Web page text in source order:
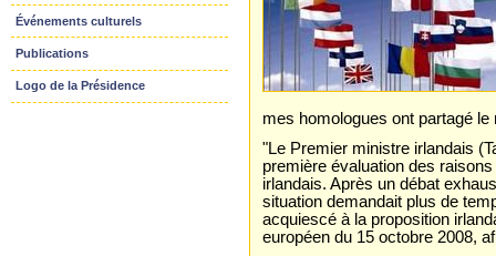
Événements culturels
Publications
Logo de la Présidence
mes homologues ont partagé
"Le Premier ministre irlandais
première évaluation des
irlandais. Après un débat
situation demandait plus de
acquiescé à la proposition
européen du 15 octobre 2008,